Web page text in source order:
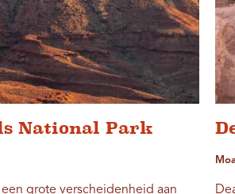
National Park
grote verscheidenheid aan